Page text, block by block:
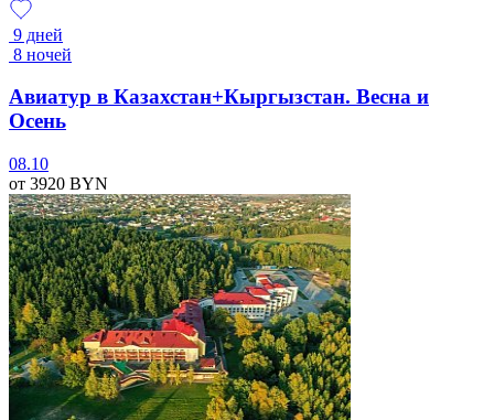
9 дней
8 ночей
Авиатур в Казахстан+Кыргызстан. Весна и
Осень
08.10
от 3920 BYN